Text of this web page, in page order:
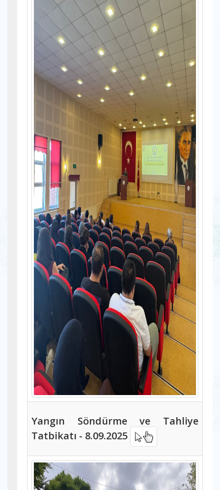
Yangın Söndürme ve Tahliye
Tatbikatı - 8.09.2025